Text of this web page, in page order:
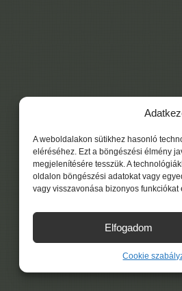
A weboldalakon sütikhez hasonló
eléréséhez. Ezt a böngészési élmény
megjelenítésére tesszük. A
oldalon böngészési adatokat vagy
vagy visszavonása bizonyos
Elfogadom
Cookie